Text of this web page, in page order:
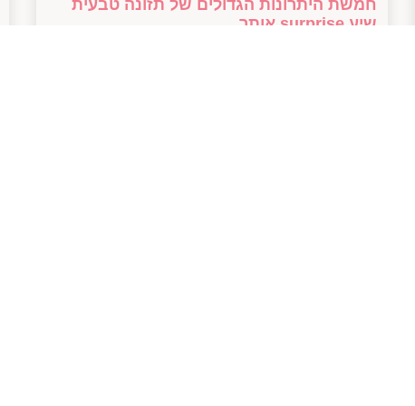
חמשת היתרונות הגדולים של תזונה טבעית
שיע surprise אותך